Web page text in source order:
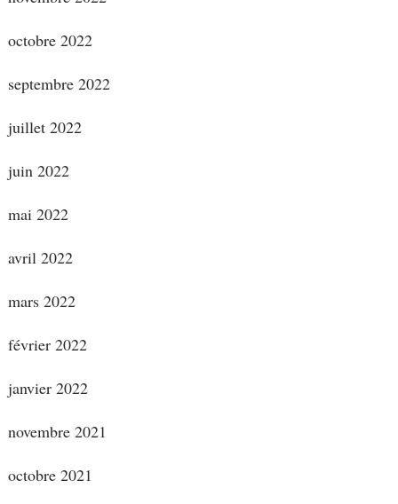
octobre 2022
septembre 2022
juillet 2022
juin 2022
mai 2022
avril 2022
mars 2022
février 2022
janvier 2022
novembre 2021
octobre 2021